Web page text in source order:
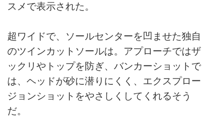
スメで表示された。
超ワイドで、ソールセンターを凹ませた独自
のツインカットソールは。アプローチではザ
ックリやトップを防ぎ、バンカーショットで
は、ヘッドが砂に潜りにくく、エクスプロー
ジョンショットをやさしくしてくれるそう
だ。